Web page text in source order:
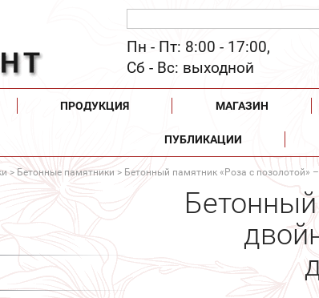
Пн - Пт: 8:00 - 17:00,
Сб - Вс: выходной
ПРОДУКЦИЯ МАГАЗИН
ПУБЛИКАЦИИ
> Бетонные памятники > Бетонный памятник «Роза с позолотой»